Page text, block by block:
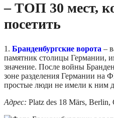
– ТОП 30 мест,
посетить
1. Бранденбургские ворота –
памятник столицы Германии,
значение. После войны
зоне разделения Германии
простые люди не имели к ним
Адрес: Platz des 18 Märs, Berlin,